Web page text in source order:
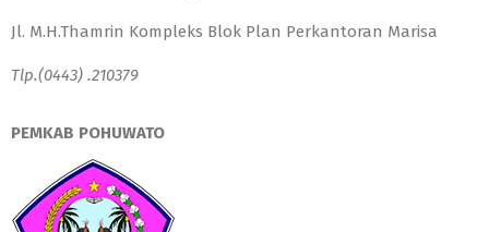
Jl. M.H.Thamrin Kompleks Blok Plan Perkantoran Marisa
Tlp.(0443) .210379
PEMKAB POHUWATO